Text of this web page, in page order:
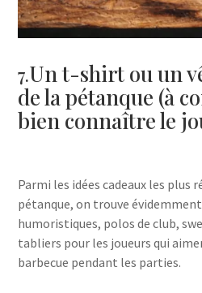
7.Un t-shirt ou un
de la pétanque (à
bien connaître le
Parmi les idées cadeaux les plus
pétanque, on trouve évidemment
humoristiques, polos de club,
tabliers pour les joueurs qui
barbecue pendant les parties.